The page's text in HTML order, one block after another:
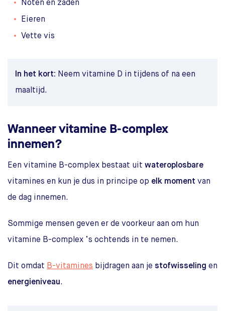
Noten en zaden
Eieren
Vette vis
In het kort: Neem vitamine D in tijdens of na een
maaltijd.
Wanneer vitamine B-complex
innemen?
Een vitamine B-complex bestaat uit wateroplosbare
vitamines en kun je dus in principe op elk moment van
de dag innemen.
Sommige mensen geven er de voorkeur aan om hun
vitamine B-complex ’s ochtends in te nemen.
Dit omdat B-vitamines bijdragen aan je stofwisseling en
energieniveau.